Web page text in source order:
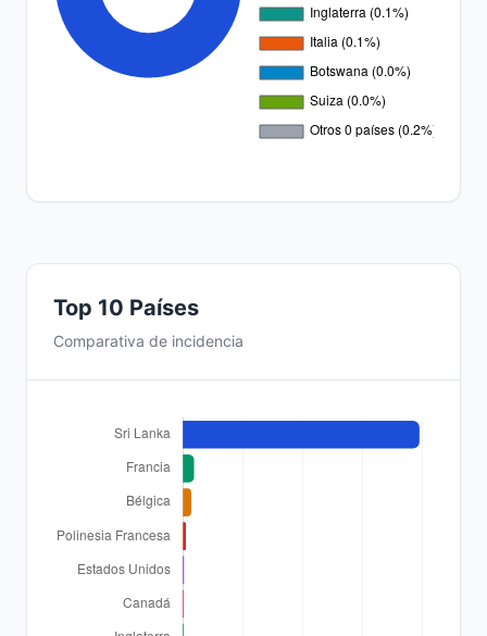
Top 10 Países
Comparativa de incidencia